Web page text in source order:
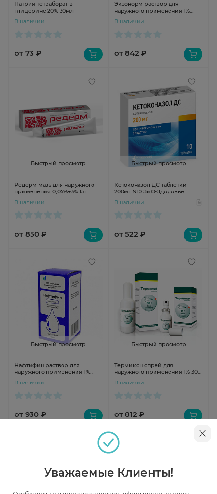
Натрия тетраборат в
глицерине 20% 30мл
В наличии
от 73 ₽
Экзонорм раствор для
наружного применения 1%
В наличии
от 842 ₽
Быстрый просмотр
Редерм мазь для наружного
применения 0,05%+3% 15г
В наличии
от 850 ₽
Быстрый просмотр
Кетоконазол ДС таблетки
200мг N10 ЗиО-Здоровье
В наличии
от 522 ₽
Быстрый просмотр
Нафтифин раствор для
наружного применения 1%
В наличии
от 930 ₽
Быстрый просмотр
Термикон спрей для
наружного применения 1% 30г
В наличии
от 812 ₽
Уважаемые Клиенты!